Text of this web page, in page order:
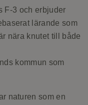
F-3 och erbjuder
lärande som
nära knutet till både
kommun som
naturen som en